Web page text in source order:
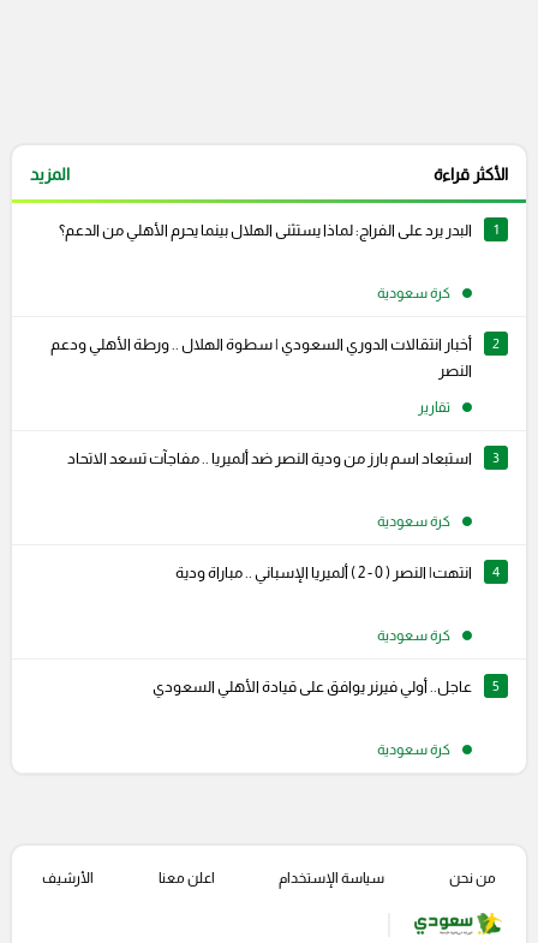
الأكثر قراءة المزيد
1 البدر يرد على الفراج: لماذا يستثنى الهلال بينما يحرم الأهلي من الدعم؟
كرة سعودية
2
أخبار انتقالات الدوري السعودي | سطوة الهلال .. ورطة الأهلي ودعم
النصر
تقارير
3 استبعاد اسم بارز من ودية النصر ضد ألميريا .. مفاجآت تسعد الاتحاد
كرة سعودية
4 انتهت| النصر ( 0 - 2 ) ألميريا الإسباني .. مباراة ودية
كرة سعودية
5 عاجل.. أولي فيرنر يوافق على قيادة الأهلي السعودي
كرة سعودية
من نحن سياسة الإستخدام اعلن معنا الأرشيف